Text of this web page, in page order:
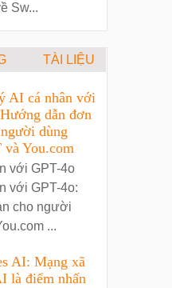
Sw...
TÀI LIỆU
AI cá nhân với
dẫn đơn
dùng
và You.com
với GPT-4o
với GPT-4o:
cho người
...
AI: Mạng xã
là điểm nhấn